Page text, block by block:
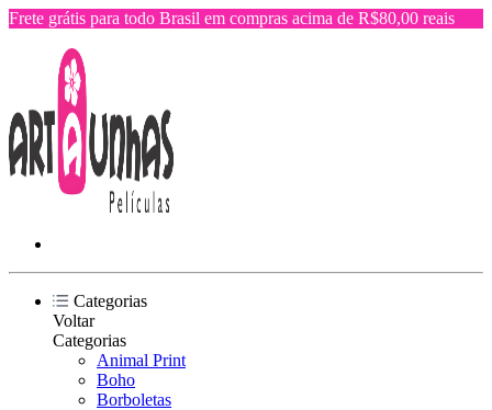
Frete grátis para todo Brasil em compras acima de R$80,00 reais
Categorias
Voltar
Categorias
Animal Print
Boho
Borboletas